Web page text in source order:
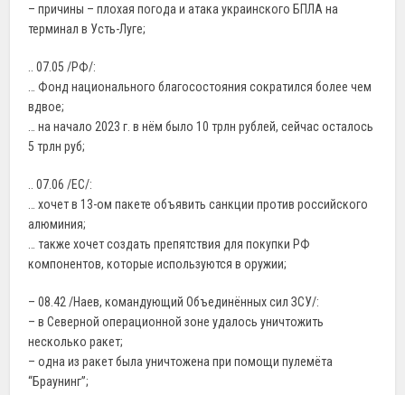
– причины – плохая погода и атака украинского БПЛА на
терминал в Усть-Луге;
.. 07.05 /РФ/:
… Фонд национального благосостояния сократился более чем
вдвое;
… на начало 2023 г. в нём было 10 трлн рублей, сейчас осталось
5 трлн руб;
.. 07.06 /ЕС/:
… хочет в 13-ом пакете объявить санкции против российского
алюминия;
… также хочет создать препятствия для покупки РФ
компонентов, которые используются в оружии;
– 08.42 /Наев, командующий Объединённых сил ЗСУ/:
– в Северной операционной зоне удалось уничтожить
несколько ракет;
– одна из ракет была уничтожена при помощи пулемёта
“Браунинг”;